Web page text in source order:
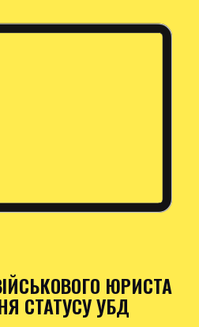
ЮРИСТА
СТАТУСУ УБД